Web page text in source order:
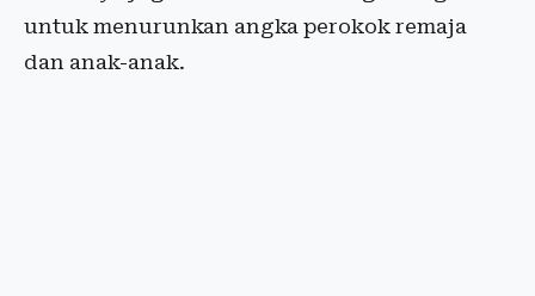
untuk menurunkan angka perokok remaja
dan anak-anak.